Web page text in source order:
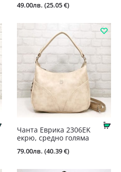
49.00лв. (25.05 €)
Купи
Чанта Еврика 2306EK
екрю, средно голяма
79.00лв. (40.39 €)